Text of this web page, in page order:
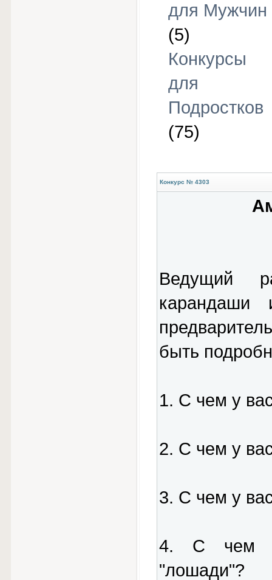
для Мужчин
(5)
Конкурсы
для
Подростков
(75)
Конкурс № 4303
Ведущий
карандаши
быть
1. С чем у
2. С чем у
3. С чем у
4. С чем у
"лошади"?